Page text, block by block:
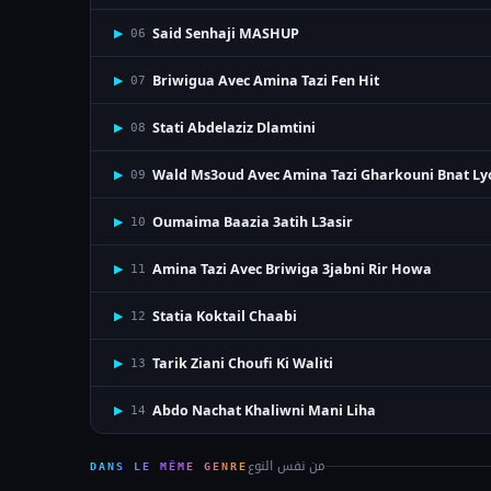
▶ 06 Said Senhaji MASHUP
▶ 07 Briwigua Avec Amina Tazi Fen Hit
▶ 08 Stati Abdelaziz Dlamtini
▶ 09 Wald Ms3oud Avec Amina Tazi Gharkouni Bnat
▶ 10 Oumaima Baazia 3atih L3asir
▶ 11 Amina Tazi Avec Briwiga 3jabni Rir Howa
▶ 12 Statia Koktail Chaabi
▶ 13 Tarik Ziani Choufi Ki Waliti
▶ 14 Abdo Nachat Khaliwni Mani Liha
DANS LE MÊME GENRE من نفس النوع